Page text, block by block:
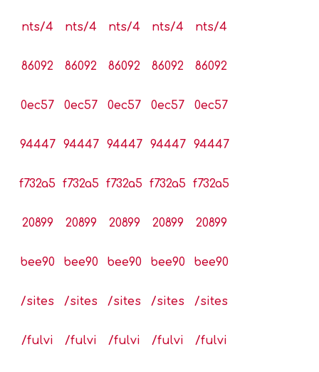
nts/4
86092
0ec57
94447
f732a5
20899
bee90
/sites
/fulvi
nts/4
86092
0ec57
94447
f732a5
20899
bee90
/sites
/fulvi
nts/4
86092
0ec57
94447
f732a5
20899
bee90
/sites
/fulvi
nts/4
86092
0ec57
94447
f732a5
20899
bee90
/sites
/fulvi
nts/4
86092
0ec57
94447
f732a5
20899
bee90
/sites
/fulvi